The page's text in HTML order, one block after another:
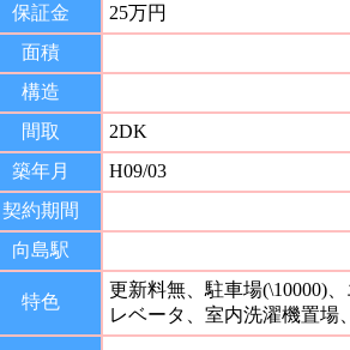
保証金
25万円
面積
構造
間取
2DK
築年月
H09/03
契約期間
向島駅
特色
更新料無、駐車場(\10000)
レベータ、室内洗濯機置場